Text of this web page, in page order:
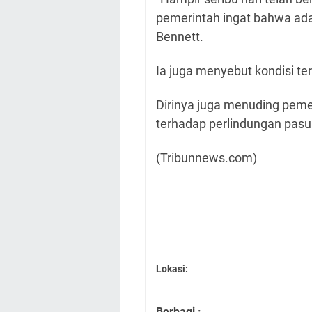
pemerintah ingat bahwa
Bennett.
Ia juga menyebut kondisi
Dirinya juga menuding
terhadap perlindungan
(Tribunnews.com)
Lokasi: